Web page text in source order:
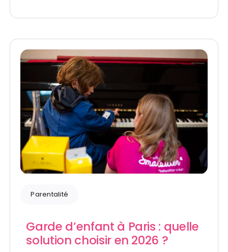
Parentalité
Garde d’enfant à Paris : quelle
solution choisir en 2026 ?